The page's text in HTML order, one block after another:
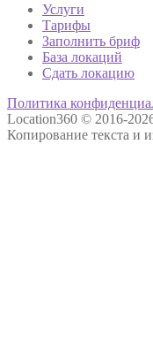
Услуги
Тарифы
Заполнить бриф
База локаций
Сдать локацию
Политика
Location360 © 2016-
Копирование текста и